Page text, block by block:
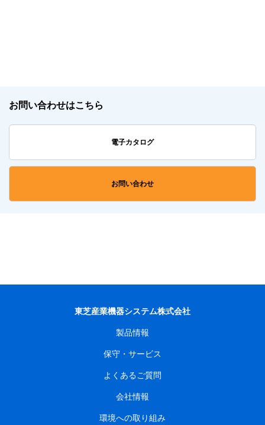
お問い合わせはこちら
電子カタログ
お問い合わせ
東芝産業機器システム株式会社
製品情報
保守・サービス
よくあるご質問
会社情報
環境への取り組み